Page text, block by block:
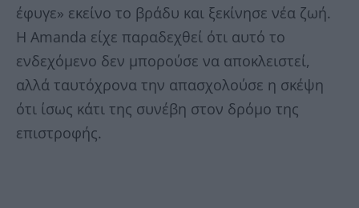
έφυγε» εκείνο το βράδυ και ξεκίνησε νέα ζωή.
Η Amanda είχε παραδεχθεί ότι αυτό το
ενδεχόμενο δεν μπορούσε να αποκλειστεί,
αλλά ταυτόχρονα την απασχολούσε η σκέψη
ότι ίσως κάτι της συνέβη στον δρόμο της
επιστροφής.